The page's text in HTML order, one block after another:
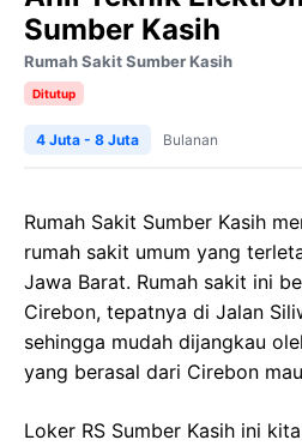
Sumber Kasih
Rumah Sakit Sumber Kasih
Ditutup
4 Juta - 8 Juta Bulanan
Rumah Sakit Sumber Kasih
rumah sakit umum yang
Jawa Barat. Rumah sakit ini
Cirebon, tepatnya di Jalan
sehingga mudah dijangkau
yang berasal dari Cirebon
Loker RS Sumber Kasih ini